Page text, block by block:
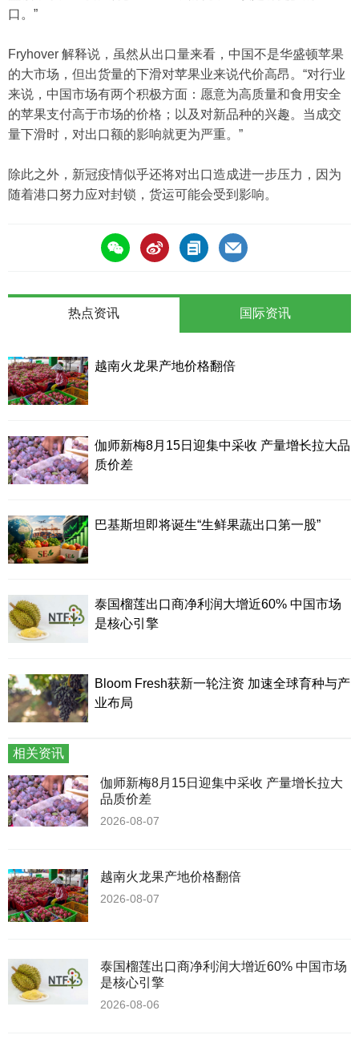
口。”
Fryhover 解释说，虽然从出口量来看，中国不是华盛顿苹果
的大市场，但出货量的下滑对苹果业来说代价高昂。“对行业
来说，中国市场有两个积极方面：愿意为高质量和食用安全
的苹果支付高于市场的价格；以及对新品种的兴趣。当成交
量下滑时，对出口额的影响就更为严重。”
除此之外，新冠疫情似乎还将对出口造成进一步压力，因为
随着港口努力应对封锁，货运可能会受到影响。
热点资讯
越南火龙果产地价格翻倍
伽师新梅8月15日迎集中采收 产量增长拉大品
质价差
巴基斯坦即将诞生“生鲜果蔬出口第一股”
泰国榴莲出口商净利润大增近60% 中国市场
是核心引擎
Bloom Fresh获新一轮注资 加速全球育种与产
业布局
国际资讯
相关资讯
伽师新梅8月15日迎集中采收 产量增长拉大
品质价差
2026-08-07
越南火龙果产地价格翻倍
2026-08-07
泰国榴莲出口商净利润大增近60% 中国市场
是核心引擎
2026-08-06